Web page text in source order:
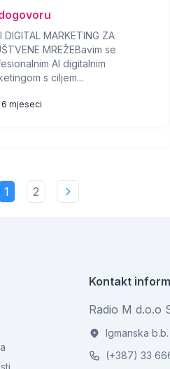
DIGITAL MARKETING ZA
MREŽEBavim se
AI digitalnim
s ciljem...
mjeseci
1 2
Kontakt
Radio M d.o.o
Igmanska
(+387) 33